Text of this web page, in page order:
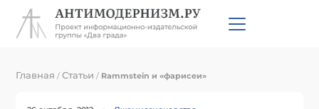
Главная /Статьи / Rammstein и «фарисеи»